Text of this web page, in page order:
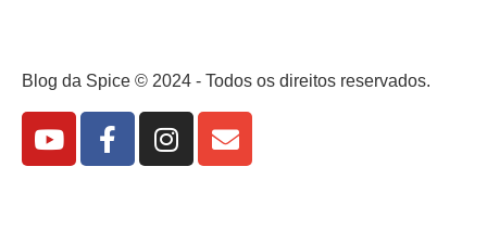
Blog da Spice © 2024 - Todos os direitos reservados.